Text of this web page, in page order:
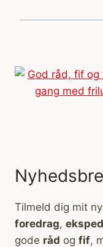
Tilmeld dig mit
foredrag,
gode råd og fif,